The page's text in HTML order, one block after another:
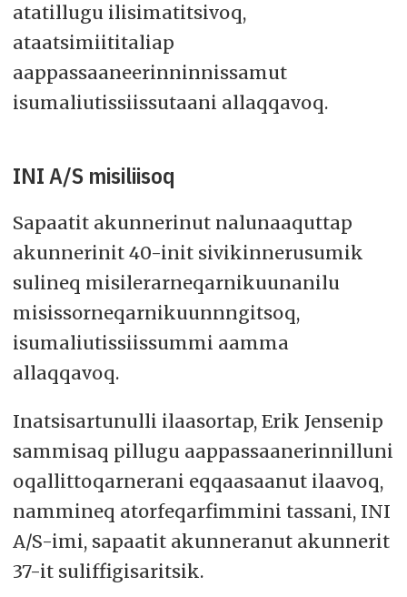
atatillugu ilisimatitsivoq,
ataatsimiititaliap
aappassaaneerinninnissamut
isumaliutissiissutaani allaqqavoq.
INI A/S misiliisoq
Sapaatit akunnerinut nalunaaquttap
akunnerinit 40-init sivikinnerusumik
sulineq misilerarneqarnikuunanilu
misissorneqarnikuunnngitsoq,
isumaliutissiissummi aamma
allaqqavoq.
Inatsisartunulli ilaasortap, Erik Jensenip
sammisaq pillugu aappassaanerinnilluni
oqallittoqarnerani eqqaasaanut ilaavoq,
nammineq atorfeqarfimmini tassani, INI
A/S-imi, sapaatit akunneranut akunnerit
37-it suliffigisaritsik.